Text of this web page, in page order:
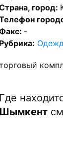
город:
-
Рубрика:
Где
Шымкент